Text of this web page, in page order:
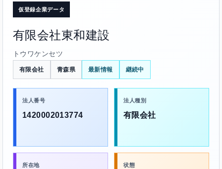
仮登録企業データ
有限会社東和建設
トウワケンセツ
有限会社 青森県 最新情報 継続中
法人番号
1420002013774
法人種別
有限会社
所在地 状態